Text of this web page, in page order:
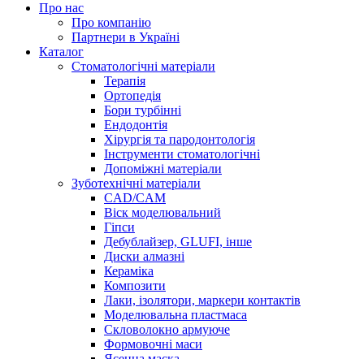
Про нас
Про компанію
Партнери в Україні
Каталог
Стоматологічні матеріали
Терапія
Ортопедія
Бори турбінні
Ендодонтія
Хірургія та пародонтологія
Інструменти стоматологічні
Допоміжні матеріали
Зуботехнічні матеріали
CAD/CAM
Віск моделювальний
Гіпси
Дебублайзер, GLUFI, інше
Диски алмазні
Кераміка
Композити
Лаки, ізолятори, маркери контактів
Моделювальна пластмаса
Скловолокно армуюче
Формовочні маси